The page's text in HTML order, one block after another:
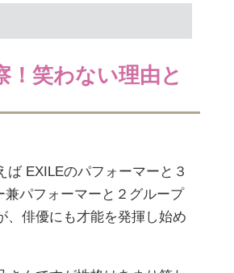
！笑わない理由と
ば EXILEのパフォーマーと３
兼パフォーマーと２グループ
、俳優にも才能を発揮し始め